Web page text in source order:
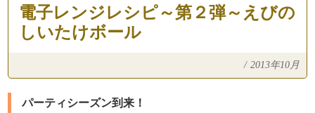
電子レンジレシピ～第２弾～えびの
しいたけボール
/ 2013年10月
パーティシーズン到来！